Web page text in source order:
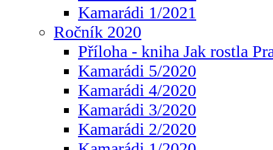
Kamarádi 1/2021
Ročník 2020
Příloha - kniha Jak rostla
Kamarádi 5/2020
Kamarádi 4/2020
Kamarádi 3/2020
Kamarádi 2/2020